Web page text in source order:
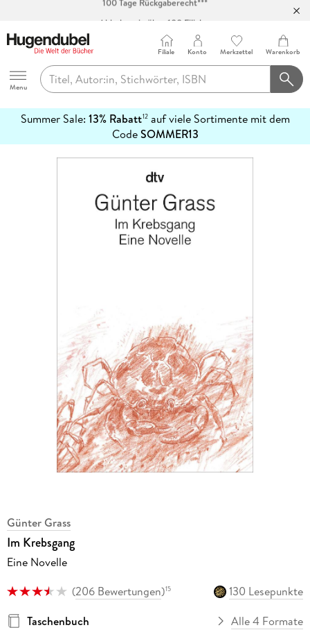
Abholung in über 100 Filialen
Hugendubel
Menu
Filiale Konto Merkzettel Warenkorb
Summer Sale: 13% Rabatt12auf viele Sortimente mit dem
CodeSOMMER13
erfahren
Günter Grass
Im Krebsgang
Eine Novelle
(206 Bewertungen)15
130 Lesepunkte
Taschenbuch
Alle 4 Formate